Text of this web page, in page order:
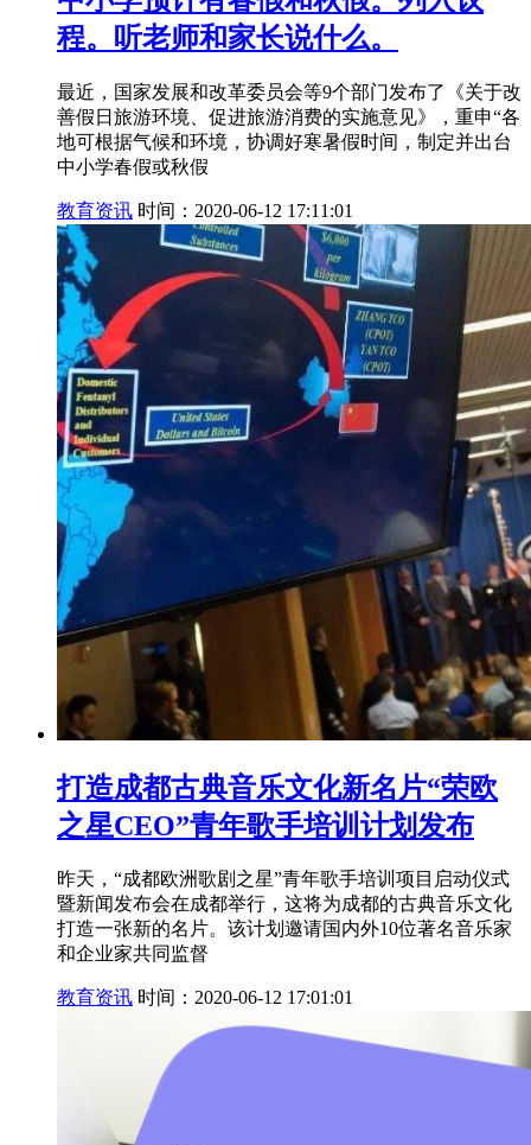
程。听老师和家长说什么。
最近，国家发展和改革委员会等9个部门发布了《关于改
善假日旅游环境、促进旅游消费的实施意见》，重申“各
地可根据气候和环境，协调好寒暑假时间，制定并出台
中小学春假或秋假
教育资讯 时间：2020-06-12 17:11:01
打造成都古典音乐文化新名片“荣欧
之星CEO”青年歌手培训计划发布
昨天，“成都欧洲歌剧之星”青年歌手培训项目启动仪式
暨新闻发布会在成都举行，这将为成都的古典音乐文化
打造一张新的名片。该计划邀请国内外10位著名音乐家
和企业家共同监督
教育资讯 时间：2020-06-12 17:01:01